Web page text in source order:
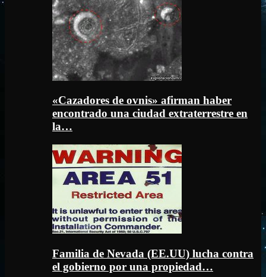
«Cazadores de ovnis» afirman haber
encontrado una ciudad extraterrestre en
la…
Familia de Nevada (EE.UU) lucha contra
el gobierno por una propiedad…